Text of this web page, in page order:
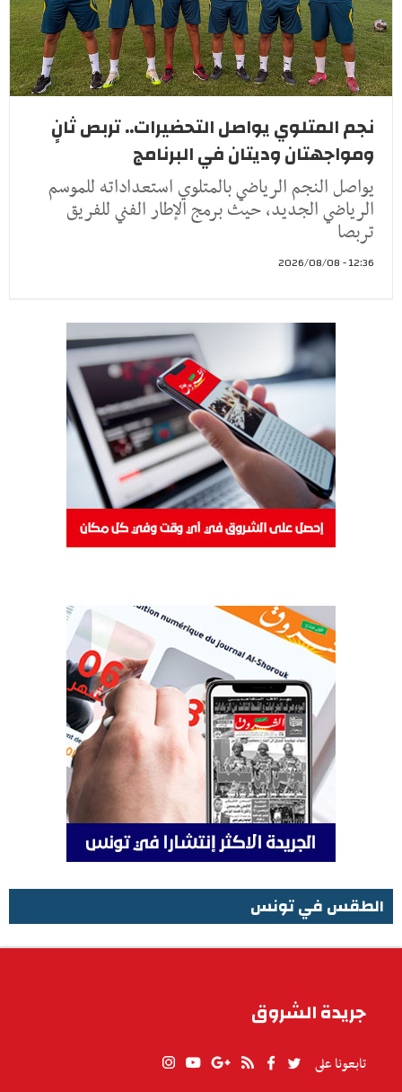
نجم المتلوي يواصل التحضيرات.. تربص ثانٍ
ومواجهتان وديتان في البرنامج
يواصل النجم الرياضي بالمتلوي استعداداته للموسم
الرياضي الجديد، حيث برمج الإطار الفني للفريق
تربصا
12:36 - 2026/08/08
الطقس في تونس
جريدة الشروق
تابعونا على